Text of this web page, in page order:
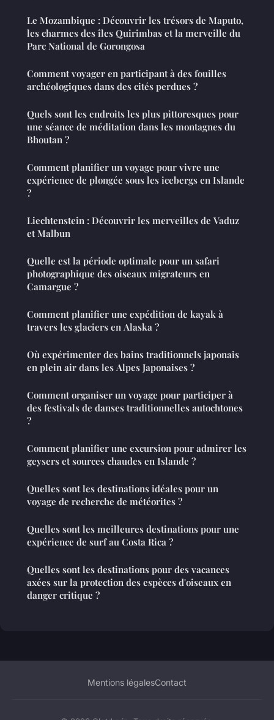
Le Mozambique : Découvrir les trésors de Maputo,
les charmes des îles Quirimbas et la merveille du
Parc National de Gorongosa
Comment voyager en participant à des fouilles
archéologiques dans des cités perdues ?
Quels sont les endroits les plus pittoresques pour
une séance de méditation dans les montagnes du
Bhoutan ?
Comment planifier un voyage pour vivre une
expérience de plongée sous les icebergs en Islande
?
Liechtenstein : Découvrir les merveilles de Vaduz
et Malbun
Quelle est la période optimale pour un safari
photographique des oiseaux migrateurs en
Camargue ?
Comment planifier une expédition de kayak à
travers les glaciers en Alaska ?
Où expérimenter des bains traditionnels japonais
en plein air dans les Alpes Japonaises ?
Comment organiser un voyage pour participer à
des festivals de danses traditionnelles autochtones
?
Comment planifier une excursion pour admirer les
geysers et sources chaudes en Islande ?
Quelles sont les destinations idéales pour un
voyage de recherche de météorites ?
Quelles sont les meilleures destinations pour une
expérience de surf au Costa Rica ?
Quelles sont les destinations pour des vacances
axées sur la protection des espèces d'oiseaux en
danger critique ?
Mentions légalesContact